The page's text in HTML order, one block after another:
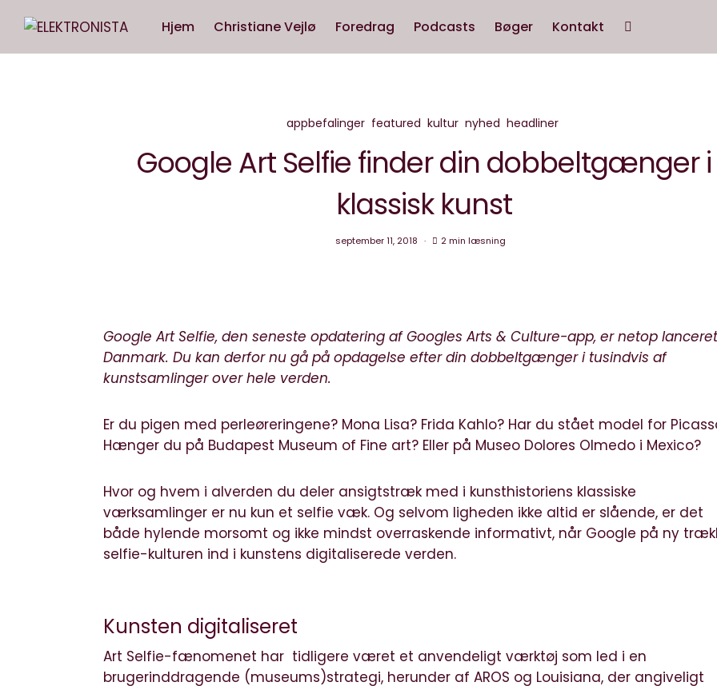
Hjem Christiane Vejlø Foredrag Podcasts Bøger Kontakt
appbefalinger featured kultur nyhed headliner
Google Art Selfie finder din dobbeltgænger i
klassisk kunst
september 11, 2018 2 min læsning
Google Art Selfie, den seneste opdatering af Googles Arts & Culture-app, er netop
Danmark. Du kan derfor nu gå på opdagelse efter din dobbeltgænger i tusindvis af
kunstsamlinger over hele verden.
Er du pigen med perleøreringene? Mona Lisa? Frida Kahlo? Har du stået model for
Hænger du på Budapest Museum of Fine art? Eller på Museo Dolores Olmedo i Mexico?
Hvor og hvem i alverden du deler ansigtstræk med i kunsthistoriens klassiske
værksamlinger er nu kun et selfie væk. Og selvom ligheden ikke altid er slående, er det
både hylende morsomt og ikke mindst overraskende informativt, når Google på ny
selfie-kulturen ind i kunstens digitaliserede verden.
Kunsten digitaliseret
Art Selfie-fænomenet har tidligere været et anvendeligt værktøj som led i en
brugerinddragende (museums)strategi, herunder af AROS og Louisiana, der angiveligt